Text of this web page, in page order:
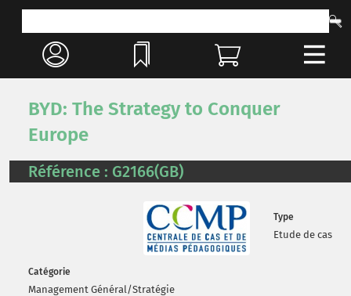
BYD: The Strategy to Conquer
Europe
Référence : G2166(GB)
Type
Etude de cas
Catégorie
Management Général/Stratégie